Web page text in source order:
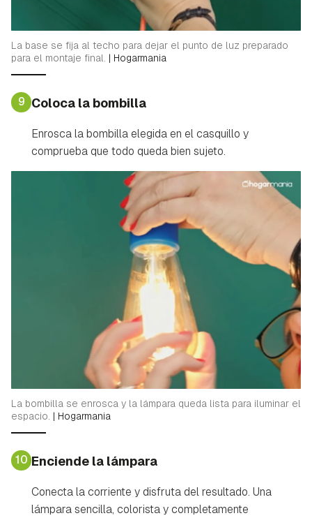
La base se fija al techo para dejar el punto de luz preparado
para el montaje final. | Hogarmania
9 Coloca la bombilla
Enrosca la bombilla elegida en el casquillo y
comprueba que todo queda bien sujeto.
La bombilla se enrosca y la lámpara queda lista para iluminar el
espacio. | Hogarmania
10 Enciende la lámpara
Conecta la corriente y disfruta del resultado. Una
lámpara sencilla, colorista y completamente